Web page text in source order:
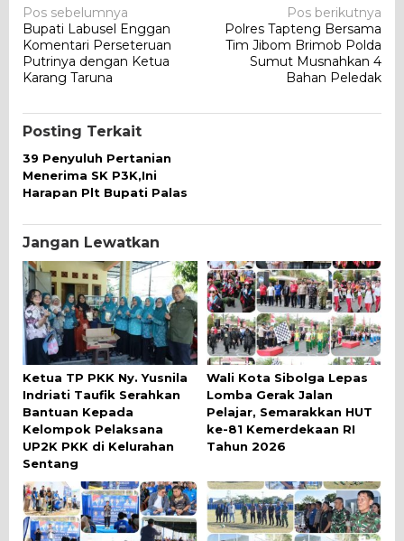
Navigasi
pos
Pos sebelumnya
Bupati Labusel Enggan
Komentari Perseteruan
Putrinya dengan Ketua
Karang Taruna
Pos berikutnya
Polres Tapteng Bersama
Tim Jibom Brimob Polda
Sumut Musnahkan 4
Bahan Peledak
Posting Terkait
39 Penyuluh Pertanian
Menerima SK P3K,Ini
Harapan Plt Bupati Palas
Jangan Lewatkan
Ketua TP PKK Ny. Yusnila
Indriati Taufik Serahkan
Bantuan Kepada
Kelompok Pelaksana
UP2K PKK di Kelurahan
Sentang
Wali Kota Sibolga Lepas
Lomba Gerak Jalan
Pelajar, Semarakkan HUT
ke-81 Kemerdekaan RI
Tahun 2026